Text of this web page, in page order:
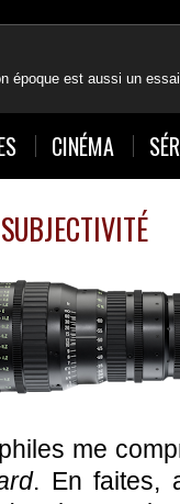
époque est aussi un
CINÉMA
me
. En faites,